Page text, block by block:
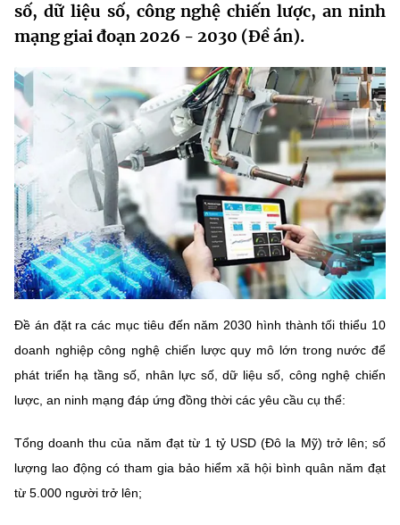
Sở Khoa học và Công nghệ
Chuyển đổi số
Bưu chính, Viễn thông
Sở hữu trí tuệ
Tiêu chuẩn, đo lường, chất lượng
Năng lượng nguyên tử
Tin tổng hợp
Tin địa phương
Văn bản QPPL
Lấy ý kiến người dân về dự thảo VBQPPL
MST IOFFICE
Khoa học và Công nghệ
Đổi mới sáng tạo
Chuyển đổi số
Bưu chính, Viễn thông
Sở hữu trí tuệ
Tiêu chuẩn, đo lường, chất lượng
Năng lượng nguyên tử
Multimedia
THƯ ĐIỆN TỬ
Videos
Infographic
Ảnh
Voice
Chọn ngôn ngữ
Vietnamese English
số, dữ liệu số, công nghệ chiến lược, an ninh
mạng giai đoạn 2026 - 2030 (Đề án).
Đề án đặt ra các mục tiêu đến năm 2030 hình thành tối thiểu 10
doanh nghiệp công nghệ chiến lược quy mô lớn trong nước để
phát triển hạ tầng số, nhân lực số, dữ liệu số, công nghệ chiến
lược, an ninh mạng đáp ứng đồng thời các yêu cầu cụ thể:
Tổng doanh thu của năm đạt từ 1 tỷ USD (Đô la Mỹ) trở lên; số
lượng lao động có tham gia bảo hiểm xã hội bình quân năm đạt
từ 5.000 người trở lên;